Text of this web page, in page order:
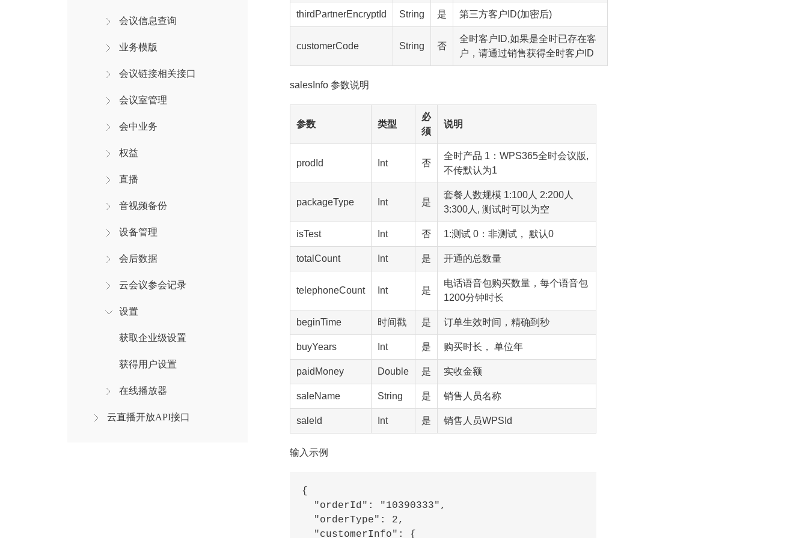
会议信息查询
业务模版
会议链接相关接口
会议室管理
会中业务
权益
直播
音视频备份
设备管理
会后数据
云会议参会记录
设置
获取企业级设置
获得用户设置
在线播放器
云直播开放API接口
thirdPartnerEncryptId String 是 第三方客户ID(加密后)
customerCode String 否
全时客户ID,如果是全时已存在客
户，请通过销售获得全时客户ID
salesInfo 参数说明
参数 类型
必
须
说明
prodId Int 否
全时产品 1：WPS365全时会议版,
不传默认为1
packageType Int 是
套餐人数规模 1:100人 2:200人
3:300人, 测试时可以为空
isTest Int 否 1:测试 0：非测试， 默认0
totalCount Int 是 开通的总数量
telephoneCount Int 是
电话语音包购买数量，每个语音包
1200分钟时长
beginTime 时间戳 是 订单生效时间，精确到秒
buyYears Int 是 购买时长， 单位年
paidMoney Double 是 实收金额
saleName String 是 销售人员名称
saleId Int 是 销售人员WPSId
输入示例
{
  "orderId": "10390333",
  "orderType": 2,
  "customerInfo": {